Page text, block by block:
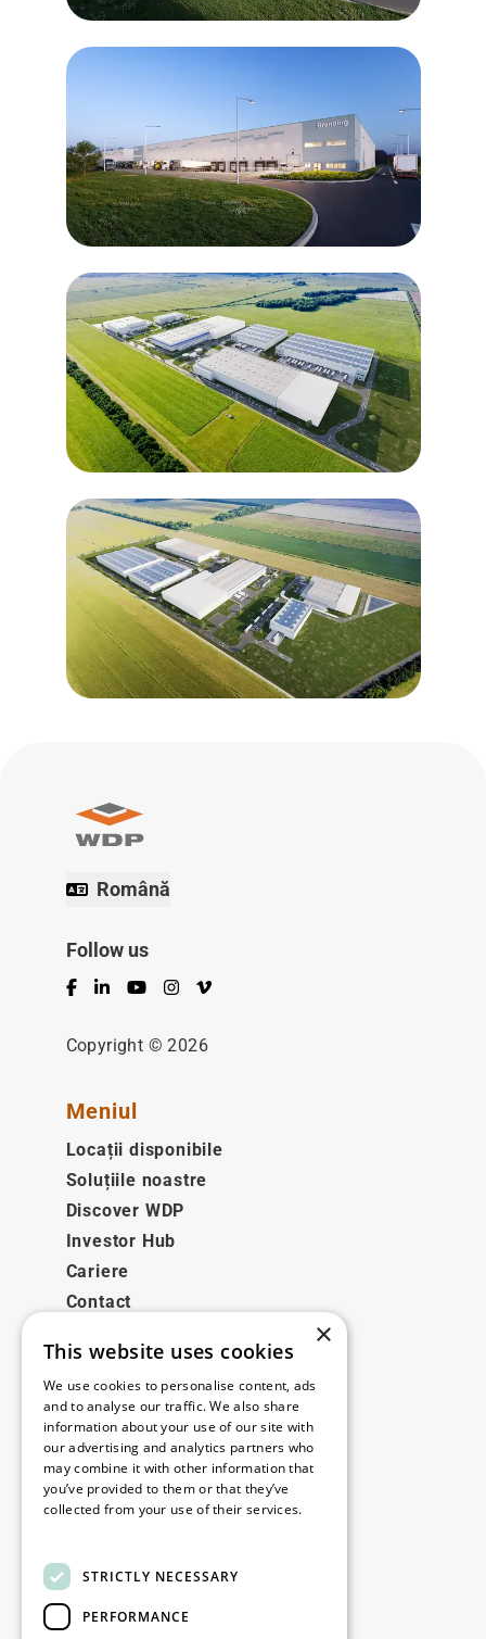
Română
Follow us
Facebook
LinkedInYouTubeInstagram
Vimeo
Copyright © 2026
Meniul
Locații disponibile
Soluțiile noastre
Discover WDP
Investor Hub
Cariere
Contact
Legale
Disclaimer
Privacy policy
Cookie policy
Contact
×
This website uses cookies
We use cookies to personalise content, ads
and to analyse our traffic. We also share
information about your use of our site with
our advertising and analytics partners who
may combine it with other information that
you’ve provided to them or that they’ve
collected from your use of their services.
STRICTLY NECESSARY
PERFORMANCE